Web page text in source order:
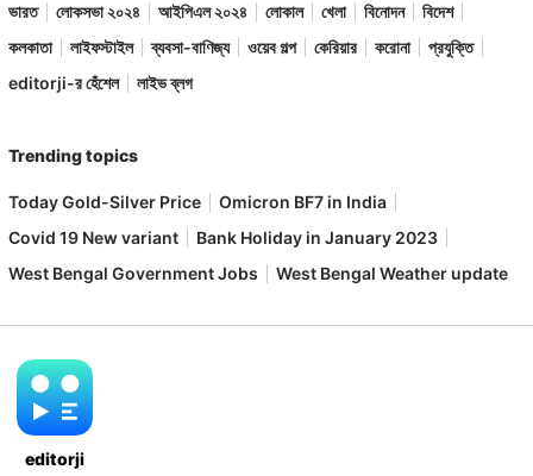
ভারত লোকসভা ২০২৪ আইপিএল ২০২৪ লোকাল খেলা বিনোদন
বিদেশ
কলকাতা
লাইফস্টাইল ব্যবসা-বাণিজ্য ওয়েব গল্প কেরিয়ার করোনা
প্রযুক্তি
editorji-র হেঁশেল
লাইভ ব্লগ
Trending topics
Today Gold-Silver Price
Omicron BF7 in India
Covid 19 New variant
Bank Holiday in January 2023
West Bengal Government Jobs
West Bengal Weather update
editorji